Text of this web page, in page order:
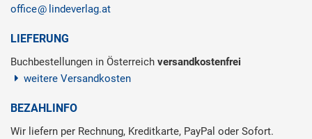
office
lindeverlag.at
LIEFERUNG
Buchbestellungen in Österreich versandkostenfrei
weitere Versandkosten
BEZAHLINFO
Wir liefern per Rechnung, Kreditkarte, PayPal oder Sofort.